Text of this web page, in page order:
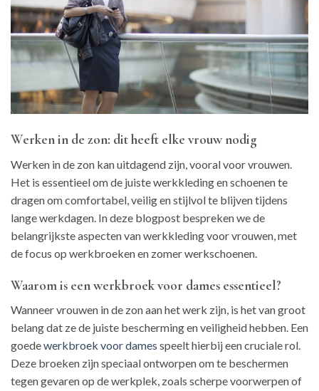
Werken in de zon: dit heeft elke vrouw nodig
Werken in de zon kan uitdagend zijn, vooral voor vrouwen.
Het is essentieel om de juiste werkkleding en schoenen te
dragen om comfortabel, veilig en stijlvol te blijven tijdens
lange werkdagen. In deze blogpost bespreken we de
belangrijkste aspecten van werkkleding voor vrouwen, met
de focus op werkbroeken en zomer werkschoenen.
Waarom is een werkbroek voor dames essentieel?
Wanneer vrouwen in de zon aan het werk zijn, is het van groot
belang dat ze de juiste bescherming en veiligheid hebben. Een
goedewerkbroek voor dames speelt hierbij een cruciale rol.
Deze broeken zijn speciaal ontworpen om te beschermen
tegen gevaren op de werkplek, zoals scherpe voorwerpen of